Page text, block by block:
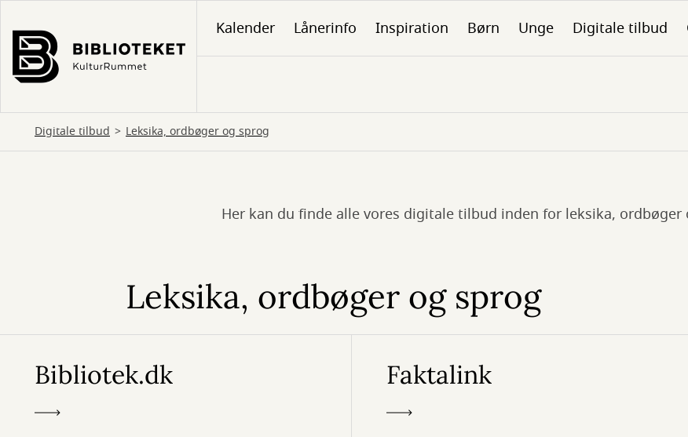
hovedindhold
Kalender Lånerinfo Inspiration Børn Unge Digitale tilbud
Digitale tilbud Leksika, ordbøger og sprog
Her kan du finde alle vores digitale tilbud inden for leksika, ordbøger
Leksika, ordbøger og sprog
Bibliotek.dk Faktalink